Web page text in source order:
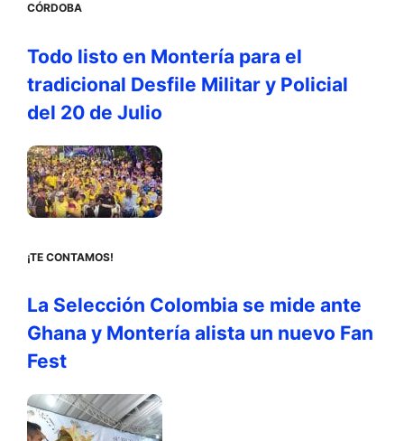
CÓRDOBA
Todo listo en Montería para el
tradicional Desfile Militar y Policial
del 20 de Julio
¡TE CONTAMOS!
La Selección Colombia se mide ante
Ghana y Montería alista un nuevo Fan
Fest